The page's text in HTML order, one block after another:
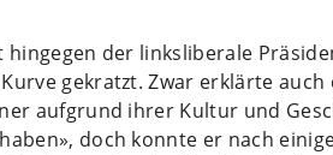
der linksliberale
gekratzt. Zwar erklärte
aufgrund ihrer Kultur und
doch konnte er nach